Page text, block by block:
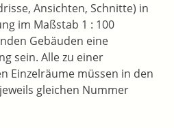
Ansichten, Schnitte) in
im Maßstab 1 : 100
Gebäuden eine
sein. Alle zu einer
Einzelräume müssen in den
gleichen Nummer